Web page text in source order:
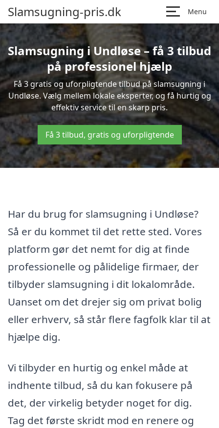
Slamsugning-pris.dk Menu
Slamsugning i Undløse – få 3 tilbud
på professionel hjælp
Få 3 gratis og uforpligtende tilbud på slamsugning i
Undløse. Vælg mellem lokale eksperter, og få hurtig og
effektiv service til en skarp pris.
Få 3 tilbud, gratis og uforpligtende
Har du brug for slamsugning i Undløse?
Så er du kommet til det rette sted. Vores
platform gør det nemt for dig at finde
professionelle og pålidelige firmaer, der
tilbyder slamsugning i dit lokalområde.
Uanset om det drejer sig om privat bolig
eller erhverv, så står flere fagfolk klar til at
hjælpe dig.
Vi tilbyder en hurtig og enkel måde at
indhente tilbud, så du kan fokusere på
det, der virkelig betyder noget for dig.
Tag det første skridt mod en renere og